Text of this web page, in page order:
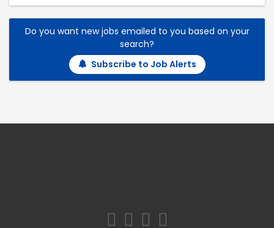
Do you want new jobs emailed to you based on your
search?
Subscribe to Job Alerts